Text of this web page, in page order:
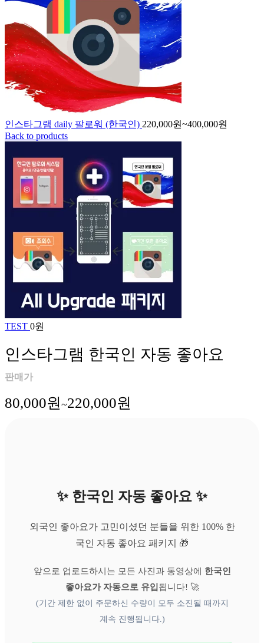
인스타그램 daily 팔로워 (한국인) 220,000원~400,000원
Back to products
TEST 0원
인스타그램 한국인 자동 좋아요
판매가
80,000원 ~220,000원
✨ 한국인 자동 좋아요 ✨
외국인 좋아요가 고민이셨던 분들을 위한 100% 한
국인 자동 좋아요 패키지 🎁
앞으로 업로드하시는 모든 사진과 동영상에 한국인
좋아요가 자동으로 유입 됩니다! 🚀
(기간 제한 없이 주문하신 수량이 모두 소진될 때까지
계속 진행됩니다.)